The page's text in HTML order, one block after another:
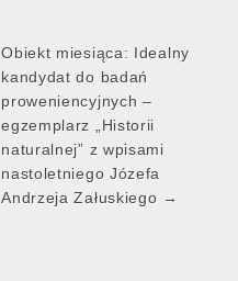
Obiekt miesiąca: Idealny
kandydat do badań
proweniencyjnych –
egzemplarz „Historii
naturalnej” z wpisami
nastoletniego Józefa
Andrzeja Załuskiego →